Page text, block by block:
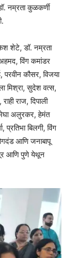
नम्रता कुळकर्णी
शेटे, डॉ. नम्रता
विंग कमांडर
कौसर, विजया
मिश्रा, सुदेश वत्स,
राज, दिपाली
मेघा अलुरकर, हेमंत
बिलगी, विंग
आणि जनाबापू
आणि पुणे येथून